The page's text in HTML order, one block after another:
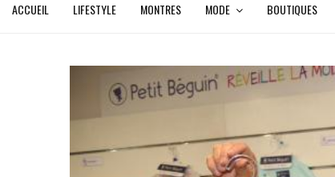
ACCUEIL LIFESTYLE MONTRES MODE BOUTIQUES